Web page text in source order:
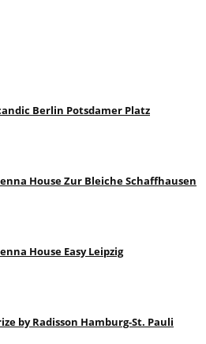
Berlin Potsdamer Platz
House Zur Bleiche Schaffhausen
House Easy Leipzig
by Radisson Hamburg-St. Pauli